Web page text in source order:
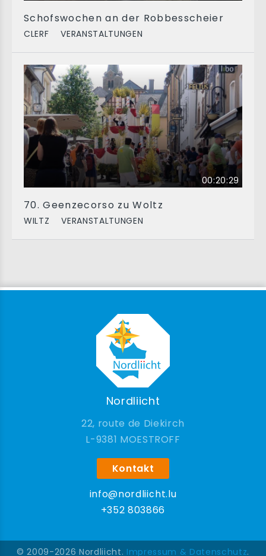
Schofswochen an der Robbesscheier
CLERF VERANSTALTUNGEN
00:20:29
70. Geenzecorso zu Woltz
WILTZ VERANSTALTUNGEN
Nordliicht
22, route de Diekirch
9381 MOESTROFF
Kontakt
info@nordliicht.lu
+352 803866
© 2009-2026 Nordliicht. Impressum & Datenschutz.